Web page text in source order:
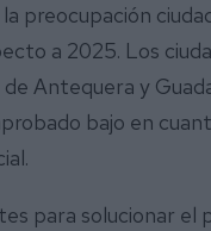
preocupación
a 2025. Los
Antequera y
bajo en
para solucionar el